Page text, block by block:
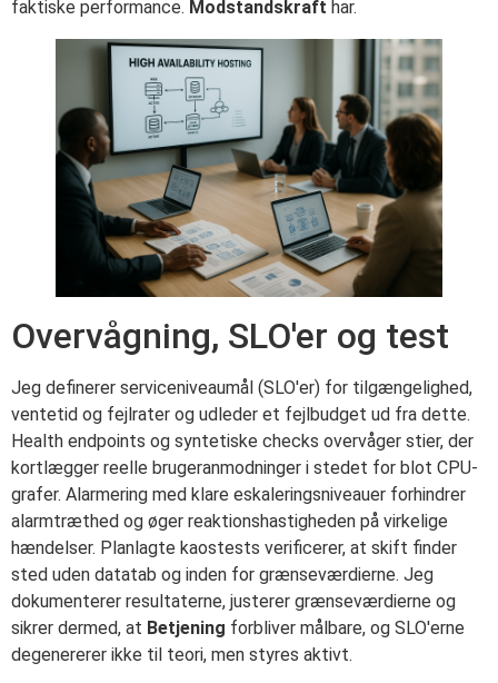
faktiske performance. Modstandskraft har.
Overvågning, SLO'er og test
Jeg definerer serviceniveaumål (SLO'er) for tilgængelighed,
ventetid og fejlrater og udleder et fejlbudget ud fra dette.
Health endpoints og syntetiske checks overvåger stier, der
kortlægger reelle brugeranmodninger i stedet for blot CPU-
grafer. Alarmering med klare eskaleringsniveauer forhindrer
alarmtræthed og øger reaktionshastigheden på virkelige
hændelser. Planlagte kaostests verificerer, at skift finder
sted uden datatab og inden for grænseværdierne. Jeg
dokumenterer resultaterne, justerer grænseværdierne og
sikrer dermed, at Betjening forbliver målbare, og SLO'erne
degenererer ikke til teori, men styres aktivt.